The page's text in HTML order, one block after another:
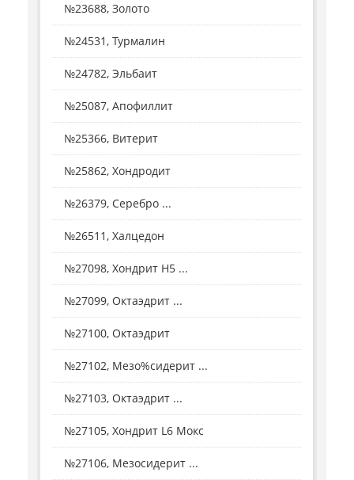
№23688, Золото
№24531, Турмалин
№24782, Эльбаит
№25087, Апофиллит
№25366, Витерит
№25862, Хондродит
№26379, Серебро ...
№26511, Халцедон
№27098, Хондрит H5 ...
№27099, Октаэдрит ...
№27100, Октаэдрит
№27102, Мезо%сидерит ...
№27103, Октаэдрит ...
№27105, Хондрит L6 Мокс
№27106, Мезосидерит ...